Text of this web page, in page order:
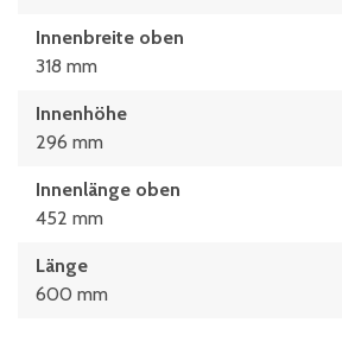
Innenbreite oben
318 mm
Innenhöhe
296 mm
Innenlänge oben
452 mm
Länge
600 mm